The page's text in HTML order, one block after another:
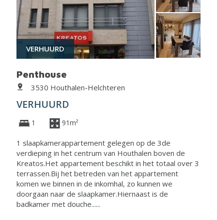
VERHUURD
Penthouse
3530 Houthalen-Helchteren
VERHUURD
1 91m²
1 slaapkamerappartement gelegen op de 3de
verdieping in het centrum van Houthalen boven de
Kreatos.Het appartement beschikt in het totaal over 3
terrassen.Bij het betreden van het appartement
komen we binnen in de inkomhal, zo kunnen we
doorgaan naar de slaapkamer.Hiernaast is de
badkamer met douche......